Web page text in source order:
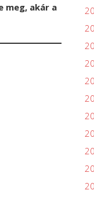
meg, akár a